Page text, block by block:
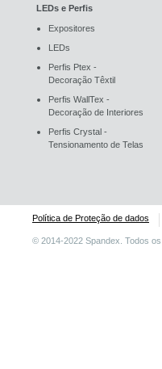
LEDs e Perfis
Expositores
LEDs
Perfis Ptex -
Decoração Têxtil
Perfis WallTex -
Decoração de Interiores
Perfis Crystal -
Tensionamento de Telas
Política de Proteção de dados
© 2014-2022 Spandex. Todos